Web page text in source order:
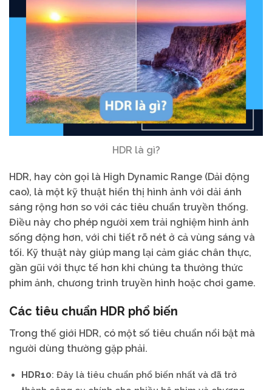
HDR là gì?
HDR, hay còn gọi là High Dynamic Range (Dải động
cao), là một kỹ thuật hiển thị hình ảnh với dải ánh
sáng rộng hơn so với các tiêu chuẩn truyền thống.
Điều này cho phép người xem trải nghiệm hình ảnh
sống động hơn, với chi tiết rõ nét ở cả vùng sáng và
tối. Kỹ thuật này giúp mang lại cảm giác chân thực,
gần gũi với thực tế hơn khi chúng ta thưởng thức
phim ảnh, chương trình truyền hình hoặc chơi game.
Các tiêu chuẩn HDR phổ biến
Trong thế giới HDR, có một số tiêu chuẩn nổi bật mà
người dùng thường gặp phải.
HDR10: Đây là tiêu chuẩn phổ biến nhất và đã trở